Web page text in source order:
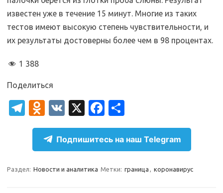
известен уже в течение 15 минут. Многие из таких
тестов имеют высокую степень чувствительности, и
их результаты достоверны более чем в 98 процентах.
1 388
Поделиться
T
el
gr
a
O
d
n
o
kl
V
K
X
Fa
c
e
b
o
т
п
р
а
Подпишитесь на наш Telegram
Раздел: Новости и аналитика Метки: граница , коронавирус